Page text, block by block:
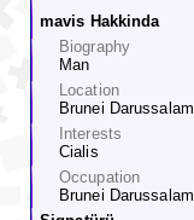
mavis Hakkinda
Biography
Man
Location
Brunei Darussalam
Interests
Cialis
Occupation
Brunei Darussalam